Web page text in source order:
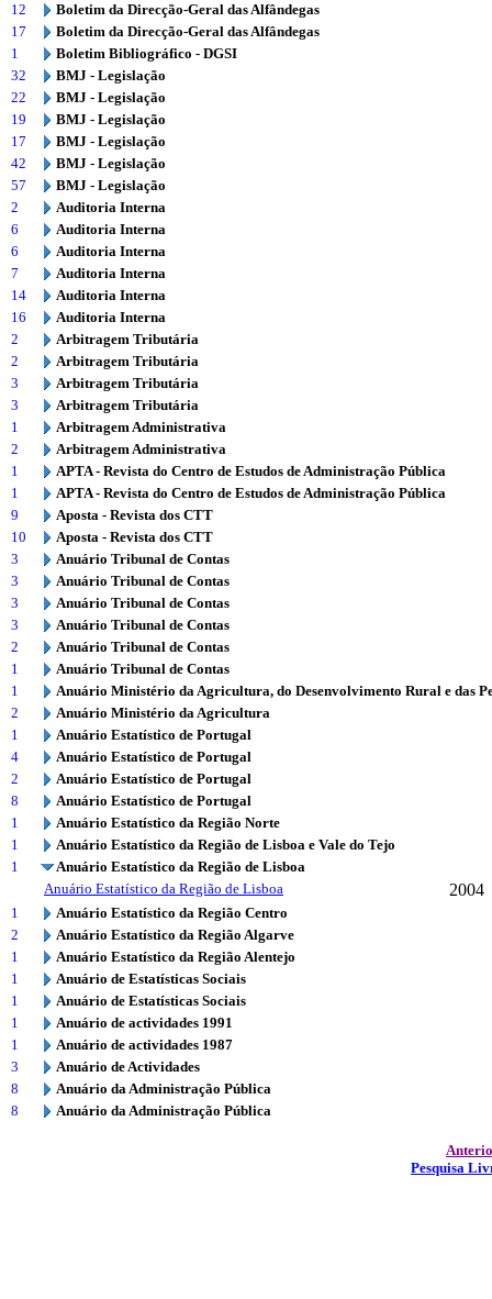
12
Boletim da Direcção-Geral das Alfândegas
17
Boletim da Direcção-Geral das Alfândegas
1
Boletim Bibliográfico - DGSI
32
BMJ - Legislação
22
BMJ - Legislação
19
BMJ - Legislação
17
BMJ - Legislação
42
BMJ - Legislação
57
BMJ - Legislação
2
Auditoria Interna
6
Auditoria Interna
6
Auditoria Interna
7
Auditoria Interna
14
Auditoria Interna
16
Auditoria Interna
2
Arbitragem Tributária
2
Arbitragem Tributária
3
Arbitragem Tributária
3
Arbitragem Tributária
1
Arbitragem Administrativa
2
Arbitragem Administrativa
1
APTA - Revista do Centro de Estudos de Administração Pública
1
APTA - Revista do Centro de Estudos de Administração Pública
9
Aposta - Revista dos CTT
10
Aposta - Revista dos CTT
3
Anuário Tribunal de Contas
3
Anuário Tribunal de Contas
3
Anuário Tribunal de Contas
3
Anuário Tribunal de Contas
2
Anuário Tribunal de Contas
1
Anuário Tribunal de Contas
1
Anuário Ministério da Agricultura, do Desenvolvimento Rural e das
2
Anuário Ministério da Agricultura
1
Anuário Estatístico de Portugal
4
Anuário Estatístico de Portugal
2
Anuário Estatístico de Portugal
8
Anuário Estatístico de Portugal
1
Anuário Estatístico da Região Norte
1
Anuário Estatístico da Região de Lisboa e Vale do Tejo
1
Anuário Estatístico da Região de Lisboa
Anuário Estatístico da Região de Lisboa
2004
1
Anuário Estatístico da Região Centro
2
Anuário Estatístico da Região Algarve
1
Anuário Estatístico da Região Alentejo
1
Anuário de Estatísticas Sociais
1
Anuário de Estatísticas Sociais
1
Anuário de actividades 1991
1
Anuário de actividades 1987
3
Anuário de Actividades
8
Anuário da Administração Pública
8
Anuário da Administração Pública
Pesquisa